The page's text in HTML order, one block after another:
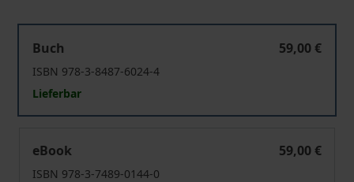
Buch
59,00 €
ISBN 978-3-8487-6024-4
Lieferbar
eBook
59,00 €
ISBN 978-3-7489-0144-0